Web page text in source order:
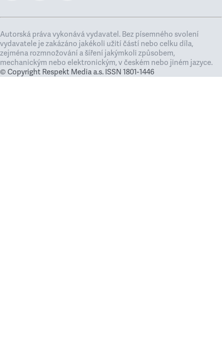
Autorská práva vykonává vydavatel. Bez písemného svolení
vydavatele je zakázáno jakékoli užití částí nebo celku díla,
zejména rozmnožování a šíření jakýmkoli způsobem,
mechanickým nebo elektronickým, v českém nebo jiném jazyce.
© Copyright Respekt Media a.s. ISSN 1801-1446